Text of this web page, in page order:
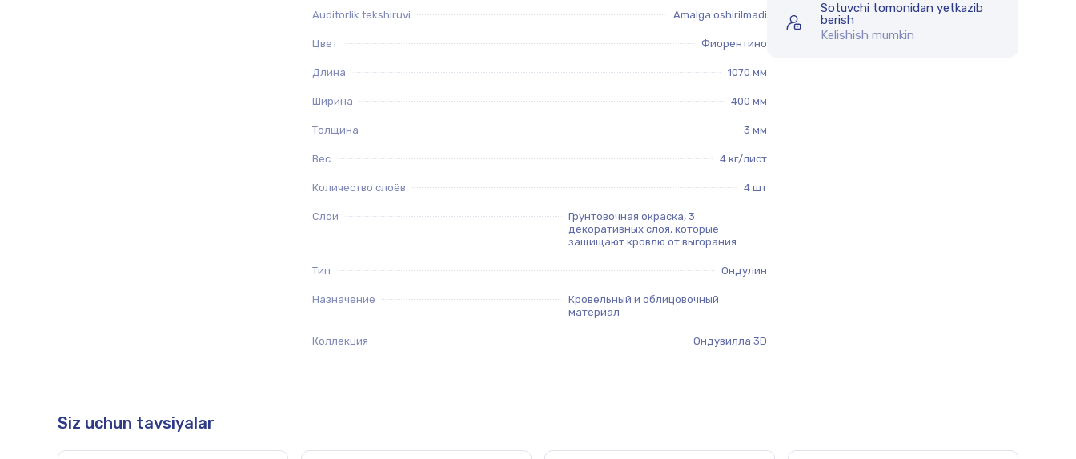
Auditorlik tekshiruvi Amalga oshirilmadi
Цвет Фиорентино
Длина 1070 мм
Ширина 400 мм
Толщина 3 мм
Вес 4 кг/лист
Количество слоёв 4 шт
Слои
Грунтовочная окраска, 3
декоративных слоя, которые
защищают кровлю от выгорания
Тип Ондулин
Назначение
Кровельный и облицовочный
материал
Коллекция Ондувилла 3D
Sotuvchi tomonidan yetkazib
berish
Kelishish mumkin
Siz uchun tavsiyalar